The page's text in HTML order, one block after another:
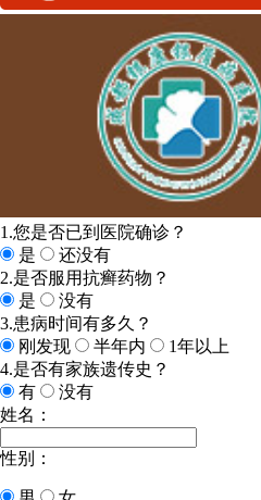
1.您是否已到医院确诊？
是
还没有
2.是否服用抗癣药物？
是
没有
3.患病时间有多久？
刚发现
半年内
1年以上
4.是否有家族遗传史？
有
没有
姓名：
性别：